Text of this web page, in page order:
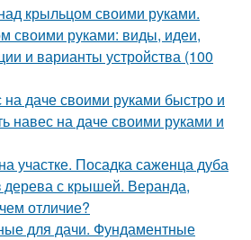
крыльцом своими руками.
своими руками: виды, идеи,
и варианты устройства (100
на даче своими руками быстро и
навес на даче своими руками и
участке. Посадка саженца дуба
дерева с крышей. Веранда,
отличие?
для дачи. Фундаментные